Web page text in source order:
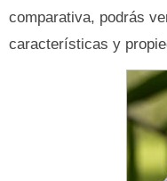
comparativa, podrás
características y